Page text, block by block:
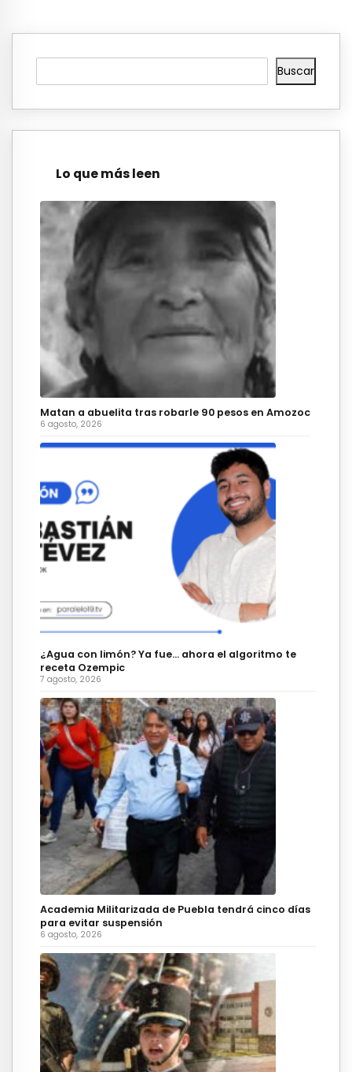
Buscar
Lo que más leen
Matan a abuelita tras robarle 90 pesos en Amozoc
6 agosto, 2026
¿Agua con limón? Ya fue… ahora el algoritmo te
receta Ozempic
7 agosto, 2026
Academia Militarizada de Puebla tendrá cinco días
para evitar suspensión
6 agosto, 2026